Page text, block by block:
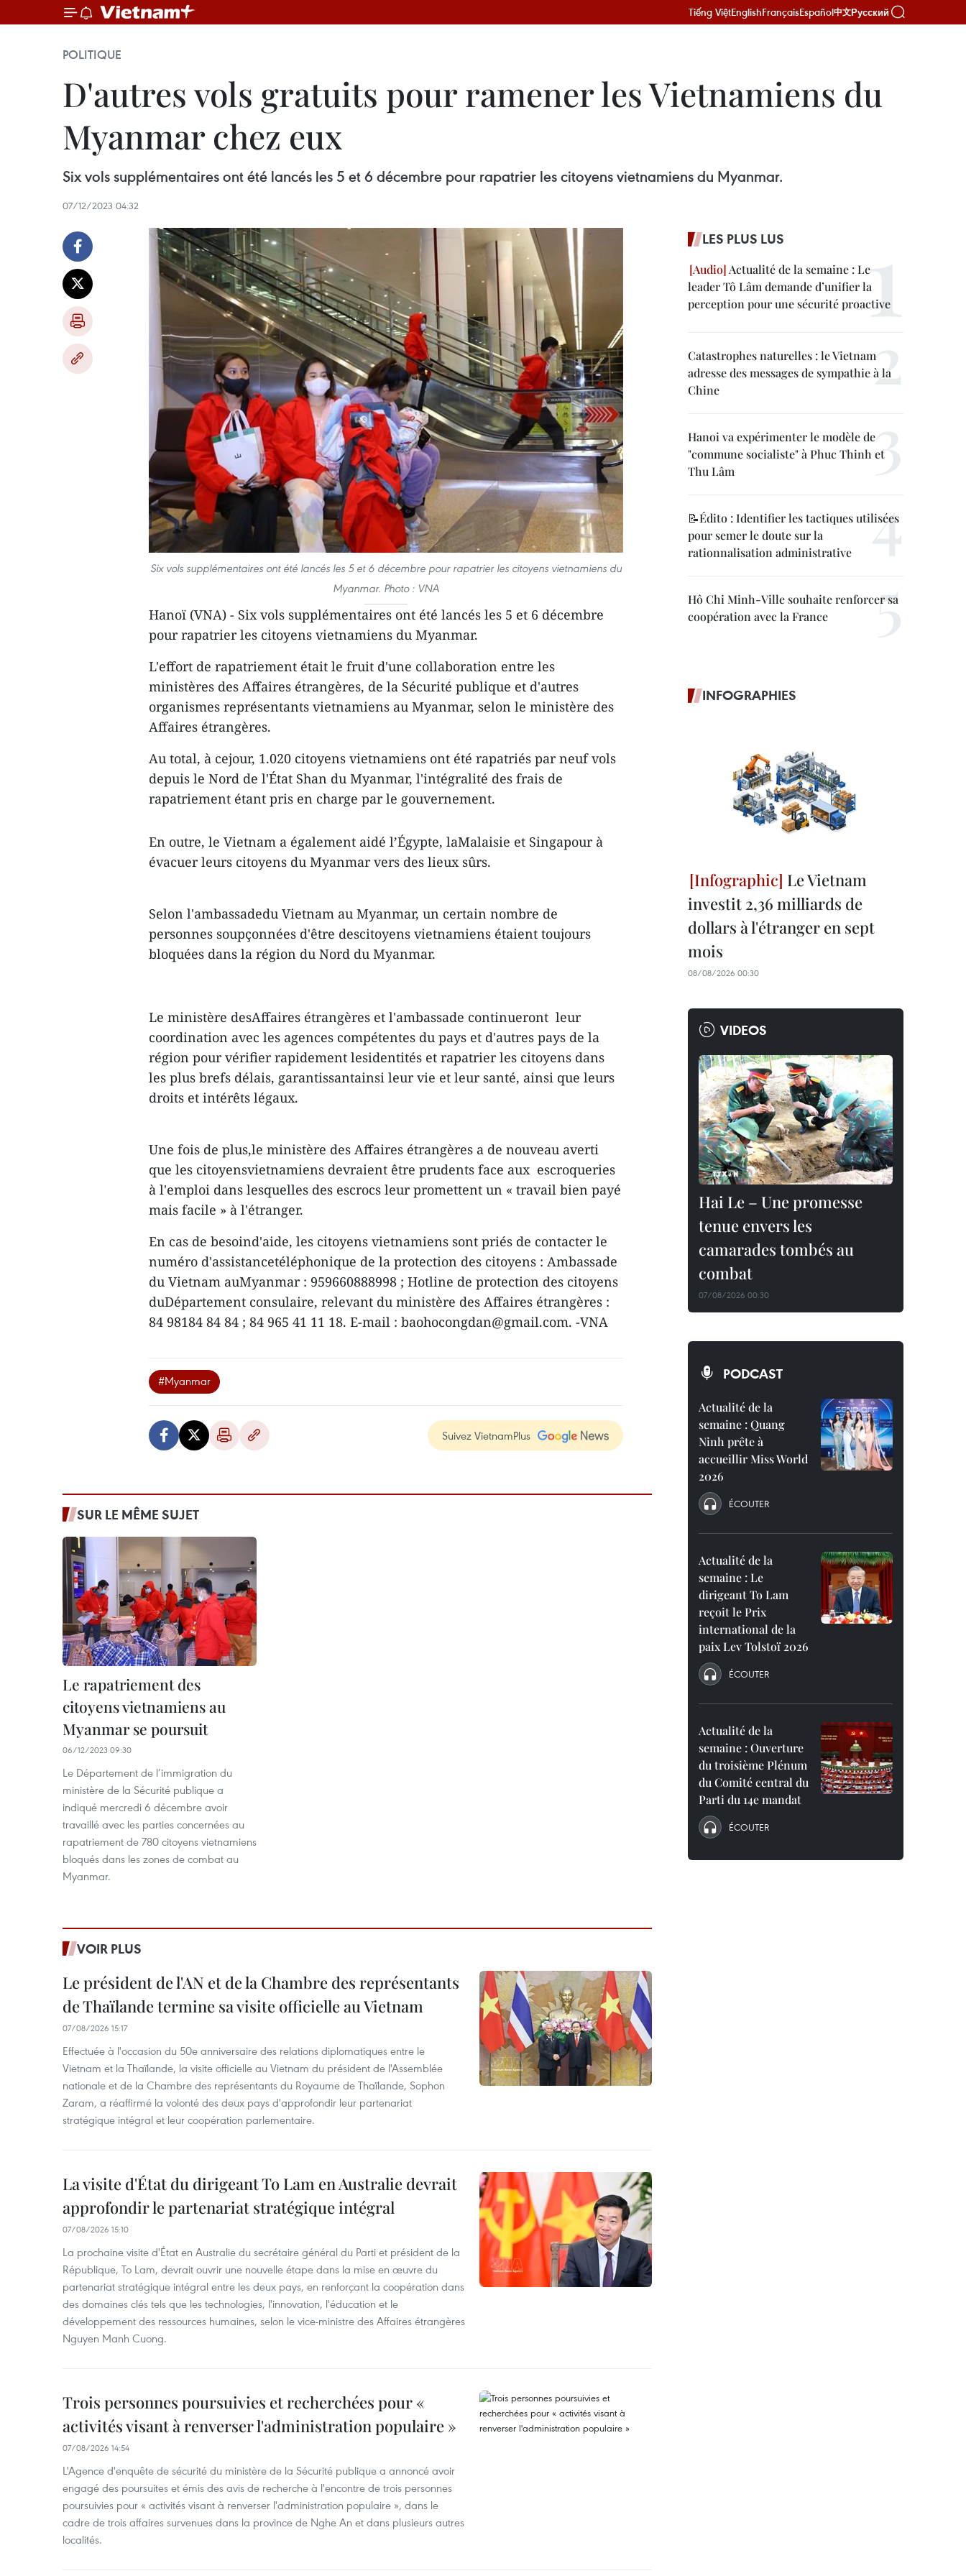
Tiếng ViệtEnglishFrançaisEspañol中文Русский
POLITIQUE
D'autres vols gratuits pour ramener les Vietnamiens du
Myanmar chez eux
Six vols supplémentaires ont été lancés les 5 et 6 décembre pour rapatrier les citoyens vietnamiens du Myanmar.
07/12/2023 04:32
Six vols supplémentaires ont été lancés les 5 et 6 décembre pour rapatrier les citoyens vietnamiens du
Myanmar. Photo : VNA
Hanoï (VNA) - Six vols supplémentaires ont été lancés les 5 et 6 décembre
pour rapatrier les citoyens vietnamiens du Myanmar.
L'effort de rapatriement était le fruit d'une collaboration entre les
ministères des Affaires étrangères, de la Sécurité publique et d'autres
organismes représentants vietnamiens au Myanmar, selon le ministère des
Affaires étrangères.
Au total, à cejour, 1.020 citoyens vietnamiens ont été rapatriés par neuf vols
depuis le Nord de l'État Shan du Myanmar, l'intégralité des frais de
rapatriement étant pris en charge par le gouvernement.
En outre, le Vietnam a également aidé l’Égypte, laMalaisie et Singapour à
évacuer leurs citoyens du Myanmar vers des lieux sûrs.
Selon l'ambassadedu Vietnam au Myanmar, un certain nombre de
personnes soupçonnées d'être descitoyens vietnamiens étaient toujours
bloquées dans la région du Nord du Myanmar.
Le ministère desAffaires étrangères et l'ambassade continueront leur
coordination avec les agences compétentes du pays et d'autres pays de la
région pour vérifier rapidement lesidentités et rapatrier les citoyens dans
les plus brefs délais, garantissantainsi leur vie et leur santé, ainsi que leurs
droits et intérêts légaux.
Une fois de plus,le ministère des Affaires étrangères a de nouveau averti
que les citoyensvietnamiens devraient être prudents face aux escroqueries
à l'emploi dans lesquelles des escrocs leur promettent un « travail bien payé
mais facile » à l'étranger.
En cas de besoind'aide, les citoyens vietnamiens sont priés de contacter le
numéro d'assistancetéléphonique de la protection des citoyens : Ambassade
du Vietnam auMyanmar : 959660888998 ; Hotline de protection des citoyens
duDépartement consulaire, relevant du ministère des Affaires étrangères :
84 98184 84 84 ; 84 965 41 11 18. E-mail : baohocongdan@gmail.com. -VNA
#Myanmar
Suivez VietnamPlus
SUR LE MÊME SUJET
Le rapatriement des
citoyens vietnamiens au
Myanmar se poursuit
06/12/2023 09:30
Le Département de l’immigration du
ministère de la Sécurité publique a
indiqué mercredi 6 décembre avoir
travaillé avec les parties concernées au
rapatriement de 780 citoyens vietnamiens
bloqués dans les zones de combat au
Myanmar.
VOIR PLUS
Le président de l'AN et de la Chambre des représentants
de Thaïlande termine sa visite officielle au Vietnam
07/08/2026 15:17
Effectuée à l'occasion du 50e anniversaire des relations diplomatiques entre le
Vietnam et la Thaïlande, la visite officielle au Vietnam du président de l'Assemblée
nationale et de la Chambre des représentants du Royaume de Thaïlande, Sophon
Zaram, a réaffirmé la volonté des deux pays d'approfondir leur partenariat
stratégique intégral et leur coopération parlementaire.
La visite d'État du dirigeant To Lam en Australie devrait
approfondir le partenariat stratégique intégral
07/08/2026 15:10
La prochaine visite d'État en Australie du secrétaire général du Parti et président de la
République, To Lam, devrait ouvrir une nouvelle étape dans la mise en œuvre du
partenariat stratégique intégral entre les deux pays, en renforçant la coopération dans
des domaines clés tels que les technologies, l'innovation, l'éducation et le
développement des ressources humaines, selon le vice-ministre des Affaires étrangères
Nguyen Manh Cuong.
Trois personnes poursuivies et recherchées pour «
activités visant à renverser l'administration populaire »
07/08/2026 14:54
L'Agence d'enquête de sécurité du ministère de la Sécurité publique a annoncé avoir
engagé des poursuites et émis des avis de recherche à l'encontre de trois personnes
poursuivies pour « activités visant à renverser l'administration populaire », dans le
cadre de trois affaires survenues dans la province de Nghe An et dans plusieurs autres
localités.
LES PLUS LUS
Actualité de la semaine : Le
leader Tô Lâm demande d’unifier la
perception pour une sécurité proactive
Catastrophes naturelles : le Vietnam
adresse des messages de sympathie à la
Chine
Hanoi va expérimenter le modèle de
"commune socialiste" à Phuc Thinh et
Thu Lâm
📝Édito : Identifier les tactiques utilisées
pour semer le doute sur la
rationnalisation administrative
Hô Chi Minh-Ville souhaite renforcer sa
coopération avec la France
INFOGRAPHIES
Le Vietnam
investit 2,36 milliards de
dollars à l'étranger en sept
mois
08/08/2026 00:30
VIDEOS
Hai Le – Une promesse
tenue envers les
camarades tombés au
combat
07/08/2026 00:30
PODCAST
Actualité de la
semaine : Quang
Ninh prête à
accueillir Miss World
2026
ÉCOUTER
Actualité de la
semaine : Le
dirigeant To Lam
reçoit le Prix
international de la
paix Lev Tolstoï 2026
ÉCOUTER
Actualité de la
semaine : Ouverture
du troisième Plénum
du Comité central du
Parti du 14e mandat
ÉCOUTER